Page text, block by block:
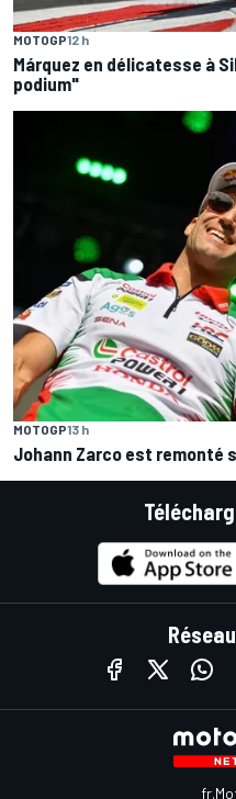
MOTOGP12 h
Márquez en délicatesse à
podium"
MOTOGP13 h
Johann Zarco est remonté